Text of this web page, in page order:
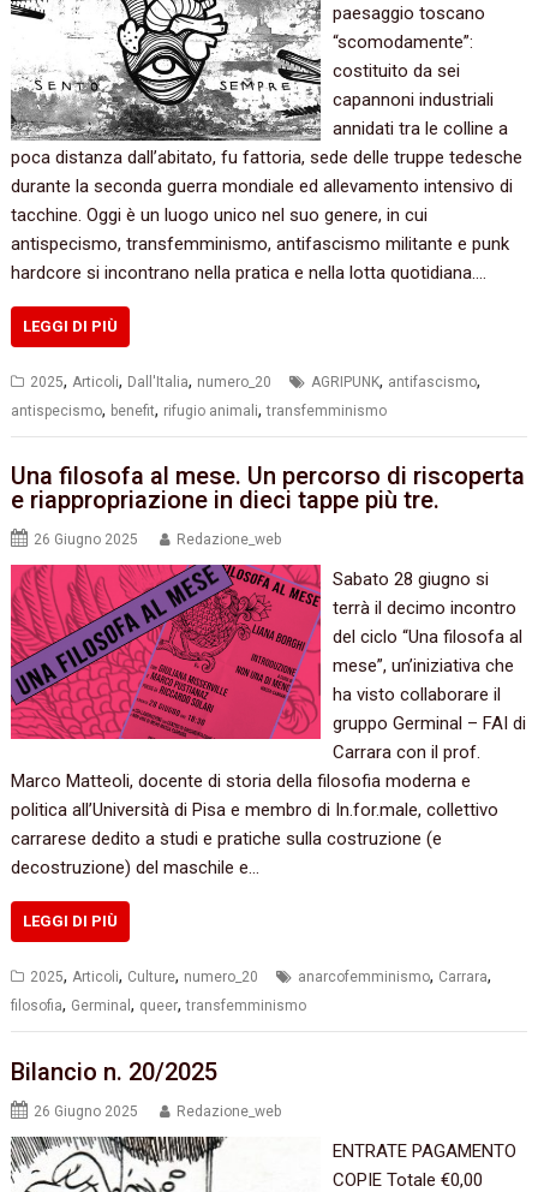
paesaggio toscano
“scomodamente”:
costituito da sei
capannoni industriali
annidati tra le colline a
poca distanza dall’abitato, fu fattoria, sede delle truppe tedesche
durante la seconda guerra mondiale ed allevamento intensivo di
tacchine. Oggi è un luogo unico nel suo genere, in cui
antispecismo, transfemminismo, antifascismo militante e punk
hardcore si incontrano nella pratica e nella lotta quotidiana.…
LEGGI DI PIÙ
2025, Articoli, Dall'Italia, numero_20 AGRIPUNK, antifascismo,
antispecismo, benefit, rifugio animali,transfemminismo
Una filosofa al mese. Un percorso di riscoperta
e riappropriazione in dieci tappe più tre.
26 Giugno 2025 Redazione_web
Sabato 28 giugno si
terrà il decimo incontro
del ciclo “Una filosofa al
mese”, un’iniziativa che
ha visto collaborare il
gruppo Germinal – FAI di
Carrara con il prof.
Marco Matteoli, docente di storia della filosofia moderna e
politica all’Università di Pisa e membro di In.for.male, collettivo
carrarese dedito a studi e pratiche sulla costruzione (e
decostruzione) del maschile e…
LEGGI DI PIÙ
2025,Articoli, Culture, numero_20 anarcofemminismo, Carrara,
filosofia, Germinal, queer,transfemminismo
Bilancio n. 20/2025
26 Giugno 2025 Redazione_web
ENTRATE PAGAMENTO
COPIE Totale €0,00